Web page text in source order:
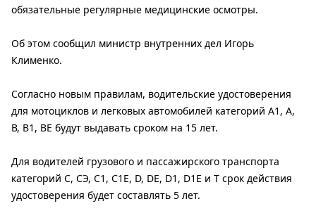
обязательные регулярные медицинские осмотры.
Об этом сообщил министр внутренних дел Игорь
Клименко.
Согласно новым правилам, водительские удостоверения
для мотоциклов и легковых автомобилей категорий А1, А,
В, В1, ВЕ будут выдавать сроком на 15 лет.
Для водителей грузового и пассажирского транспорта
категорий С, СЭ, С1, С1Е, D, DE, D1, D1Е и Т срок действия
удостоверения будет составлять 5 лет.